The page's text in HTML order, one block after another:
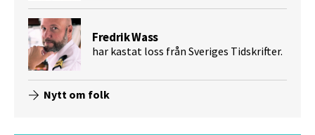
Fredrik Wass
har kastat loss från Sveriges Tidskrifter.
Nytt om folk